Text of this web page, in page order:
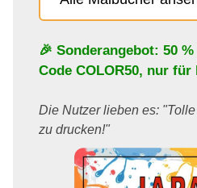
🎉 Sonderangebot: 50
Code COLOR50, nur für
Die Nutzer lieben es:
zu drucken!"